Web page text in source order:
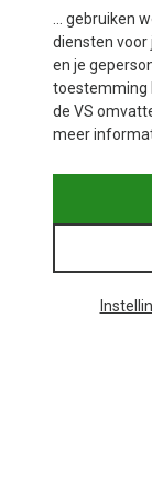
... gebruiken
diensten
en je
toestemming
de VS
meer